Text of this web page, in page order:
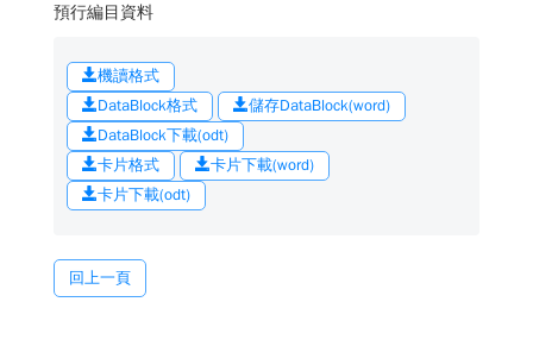
預行編目資料
機讀格式
DataBlock格式
儲存DataBlock(word)
DataBlock下載(odt)
卡片格式
卡片下載(word)
卡片下載(odt)
回上一頁